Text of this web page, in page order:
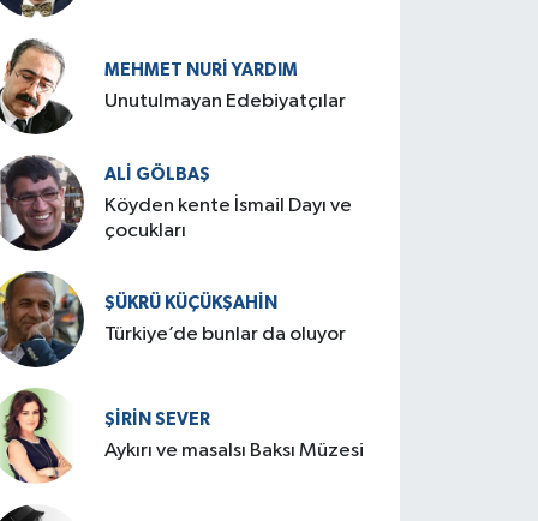
MEHMET NURI YARDIM
​Unutulmayan Edebiyatçılar
ALI GÖLBAŞ
Köyden kente İsmail Dayı ve
çocukları
ŞÜKRÜ KÜÇÜKŞAHIN
Türkiye’de bunlar da oluyor
ŞIRIN SEVER
Aykırı ve masalsı Baksı Müzesi